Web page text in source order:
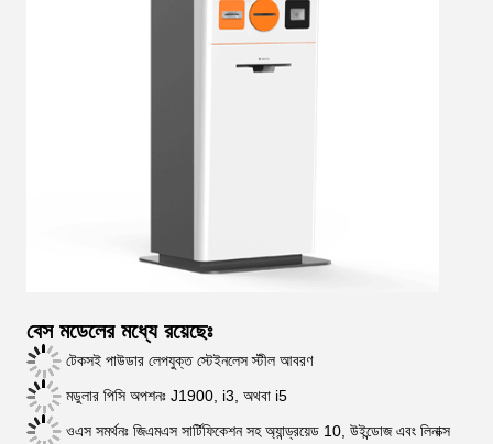
বেস মডেলের মধ্যে রয়েছেঃ
টেকসই পাউডার লেপযুক্ত স্টেইনলেস স্টীল আবরণ
মডুলার পিসি অপশনঃ J1900, i3, অথবা i5
ওএস সমর্থনঃ জিএমএস সার্টিফিকেশন সহ অ্যান্ড্রয়েড 10, উইন্ডোজ এবং লিনাক্স